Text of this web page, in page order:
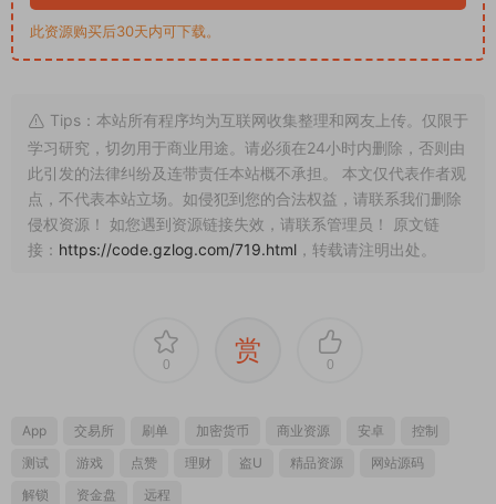
此资源购买后30天内可下载。
Tips：本站所有程序均为互联网收集整理和网友上传。仅限于
学习研究，切勿用于商业用途。请必须在24小时内删除，否则由
此引发的法律纠纷及连带责任本站概不承担。 本文仅代表作者观
点，不代表本站立场。如侵犯到您的合法权益，请联系我们删除
侵权资源！ 如您遇到资源链接失效，请联系管理员！ 原文链
接： https://code.gzlog.com/719.html ，转载请注明出处。
0 赏 0
App 交易所 刷单 加密货币 商业资源 安卓
控制
测试
游戏 点赞 理财 盗U 精品资源
网站源码
解锁
资金盘 远程